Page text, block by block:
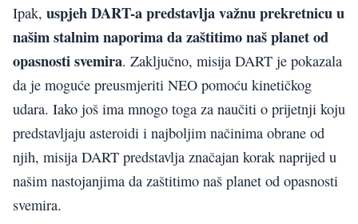
Ipak, uspjeh DART-a predstavlja važnu prekretnicu u
našim stalnim naporima da zaštitimo naš planet od
opasnosti svemira. Zaključno, misija DART je pokazala
da je moguće preusmjeriti NEO pomoću kinetičkog
udara. Iako još ima mnogo toga za naučiti o prijetnji koju
predstavljaju asteroidi i najboljim načinima obrane od
njih, misija DART predstavlja značajan korak naprijed u
našim nastojanjima da zaštitimo naš planet od opasnosti
svemira.